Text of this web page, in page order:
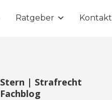
Ratgeber Kontakt
Stern | Strafrecht
Fachblog